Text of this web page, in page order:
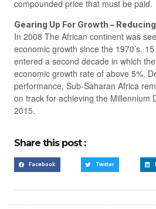
compounded price that must be paid.
Gearing Up For Growth –
In 2008 The African continent was
economic growth since the 1970’s.
entered a second decade in which
economic growth rate of above 5%.
performance, Sub-Saharan Africa
on track for achieving the Millennium
2015.
Share this post :
Facebook Twitter